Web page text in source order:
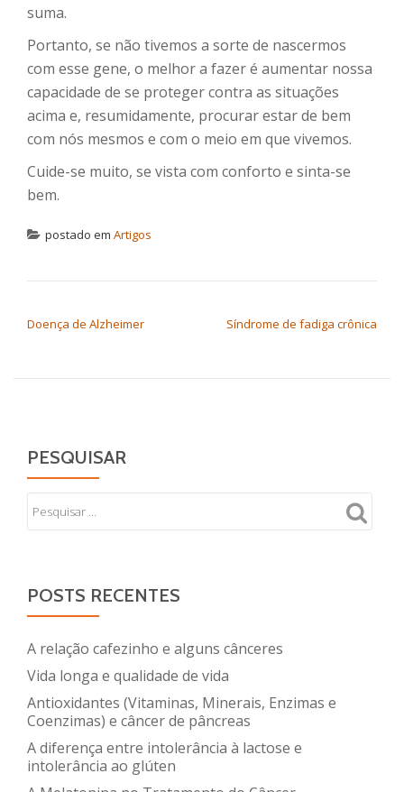
suma.
Portanto, se não tivemos a sorte de nascermos
com esse gene, o melhor a fazer é aumentar nossa
capacidade de se proteger contra as situações
acima e, resumidamente, procurar estar de bem
com nós mesmos e com o meio em que vivemos.
Cuide-se muito, se vista com conforto e sinta-se
bem.
postado em Artigos
Doença de Alzheimer Síndrome de fadiga crônica
PESQUISAR
POSTS RECENTES
A relação cafezinho e alguns cânceres
Vida longa e qualidade de vida
Antioxidantes (Vitaminas, Minerais, Enzimas e
Coenzimas) e câncer de pâncreas
A diferença entre intolerância à lactose e
intolerância ao glúten